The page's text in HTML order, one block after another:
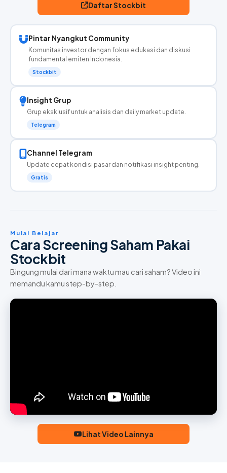
Daftar Stockbit
Pintar Nyangkut Community
Komunitas investor dengan fokus edukasi dan diskusi
fundamental emiten Indonesia.
Stockbit
Insight Grup
Grup eksklusif untuk analisis dan daily market update.
Telegram
Channel Telegram
Update cepat kondisi pasar dan notifikasi insight penting.
Gratis
Mulai Belajar
Cara Screening Saham Pakai
Stockbit
Bingung mulai dari mana waktu mau cari saham? Video ini
memandu kamu step-by-step.
Lihat Video Lainnya